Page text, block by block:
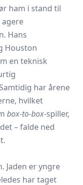
ham i stand til
Hans
Houston
en teknisk
har årene
hvilket
box-to-box-spiller,
– falde ned
Jaden er yngre
har taget